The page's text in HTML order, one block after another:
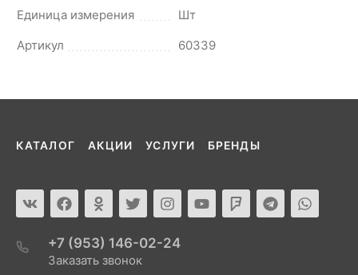
Единица измерения
Шт
Артикул
60339
КАТАЛОГ АКЦИИ УСЛУГИ БРЕНДЫ
+7 (953) 146-02-24
Заказать звонок